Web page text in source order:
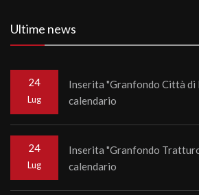
Ultime news
24
Lug
Inserita "Granfondo Città di
calendario
24
Lug
Inserita "Granfondo
calendario